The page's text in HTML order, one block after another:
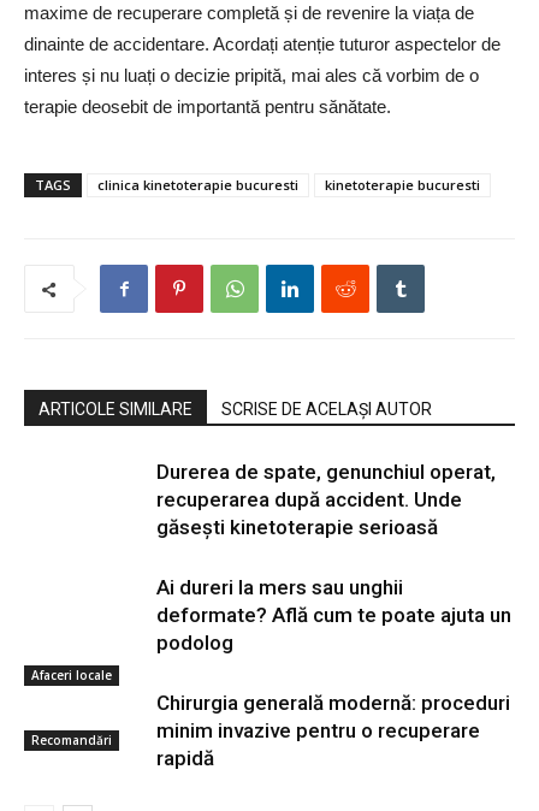
maxime de recuperare completă și de revenire la viața de
dinainte de accidentare. Acordați atenție tuturor aspectelor de
interes și nu luați o decizie pripită, mai ales că vorbim de o
terapie deosebit de importantă pentru sănătate.
TAGS clinica kinetoterapie bucuresti kinetoterapie bucuresti
ARTICOLE SIMILARE SCRISE DE ACELAȘI AUTOR
Afaceri locale
Durerea de spate, genunchiul operat,
recuperarea după accident. Unde
găsești kinetoterapie serioasă
Recomandări
Ai dureri la mers sau unghii
deformate? Află cum te poate ajuta un
podolog
Chirurgia generală modernă: proceduri
minim invazive pentru o recuperare
rapidă